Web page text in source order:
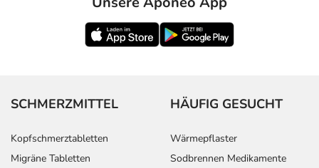
SCHMERZMITTEL
Kopfschmerztabletten
Migräne Tabletten
HÄUFIG GESUCHT
Wärmepflaster
Sodbrennen Medikamente